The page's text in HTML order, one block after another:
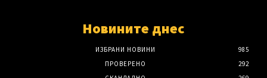
Новините днес
ИЗБРАНИ НОВИНИ
985
ПРОВЕРЕНО
292